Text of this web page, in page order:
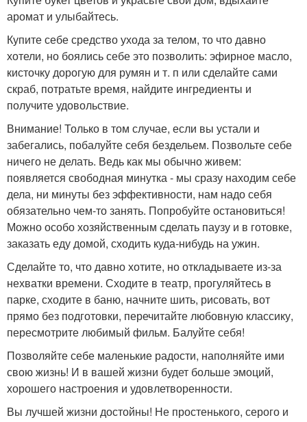
аромат и улыбайтесь.
Купите себе средство ухода за телом, то что давно
хотели, но боялись себе это позволить: эфирное масло,
кисточку дорогую для румян и т. п или сделайте сами
скраб, потратьте время, найдите ингредиенты и
получите удовольствие.
Внимание! Только в том случае, если вы устали и
забегались, побалуйте себя бездельем. Позвольте себе
ничего не делать. Ведь как мы обычно живем:
появляется свободная минутка - мы сразу находим себе
дела, ни минуты без эффективности, нам надо себя
обязательно чем-то занять. Попробуйте остановиться!
Можно особо хозяйственным сделать паузу и в готовке,
заказать еду домой, сходить куда-нибудь на ужин.
Сделайте то, что давно хотите, но откладываете из-за
нехватки времени. Сходите в театр, прогуляйтесь в
парке, сходите в баню, начните шить, рисовать, вот
прямо без подготовки, перечитайте любовную классику,
пересмотрите любимый фильм. Балуйте себя!
Позволяйте себе маленькие радости, наполняйте ими
свою жизнь! И в вашей жизни будет больше эмоций,
хорошего настроения и удовлетворенности.
Вы лучшей жизни достойны! Не простенького, серого и